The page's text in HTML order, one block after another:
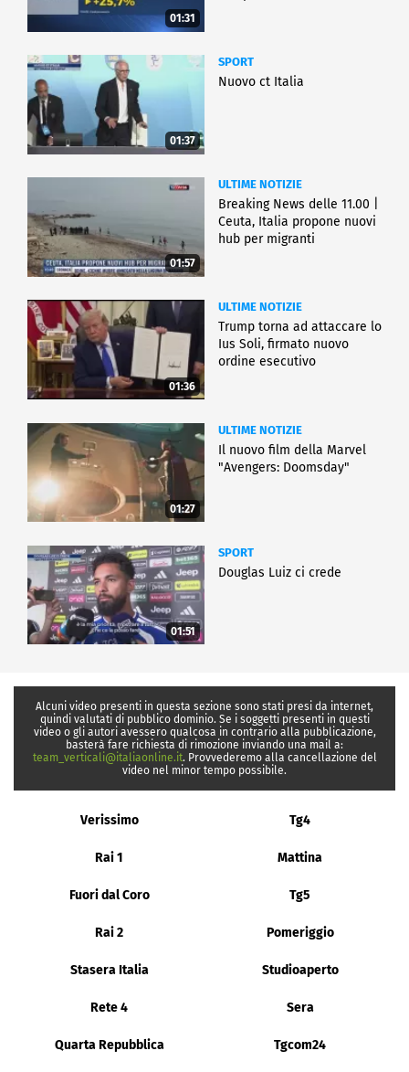
01:31
01:37
SPORT
Nuovo ct Italia
01:57
ULTIME NOTIZIE
Breaking News delle 11.00 |
Ceuta, Italia propone nuovi
hub per migranti
01:36
ULTIME NOTIZIE
Trump torna ad attaccare lo
Ius Soli, firmato nuovo
ordine esecutivo
01:27
ULTIME NOTIZIE
Il nuovo film della Marvel
"Avengers: Doomsday"
01:51
SPORT
Douglas Luiz ci crede
Alcuni video presenti in questa sezione sono stati presi da internet,
quindi valutati di pubblico dominio. Se i soggetti presenti in questi
video o gli autori avessero qualcosa in contrario alla pubblicazione,
basterà fare richiesta di rimozione inviando una mail a:
team_verticali@italiaonline.it. Provvederemo alla cancellazione del
video nel minor tempo possibile.
Verissimo Tg4
Rai 1 Mattina
Fuori dal Coro Tg5
Rai 2 Pomeriggio
Stasera Italia Studioaperto
Rete 4 Sera
Quarta Repubblica Tgcom24